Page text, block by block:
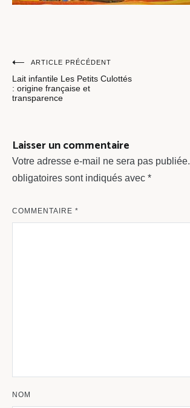
Navigation
de
ARTICLE PRÉCÉDENT
Lait infantile Les Petits Culottés
: origine française et
transparence
Laisser un commentaire
Votre adresse e-mail ne sera pas publiée.
obligatoires sont indiqués avec *
COMMENTAIRE *
NOM